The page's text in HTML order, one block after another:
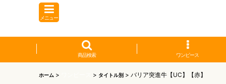
メニュー
商品検索 ワンピース
ホーム > > タイトル別 > バリア突進牛【UC】【赤】